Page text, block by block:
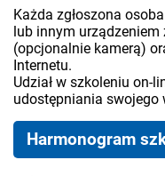
Każda zgłoszona
lub innym urządzeniem
(opcjonalnie kamerą)
Internetu.
Udział w szkoleniu on-
udostępniania swojego
Harmonogram